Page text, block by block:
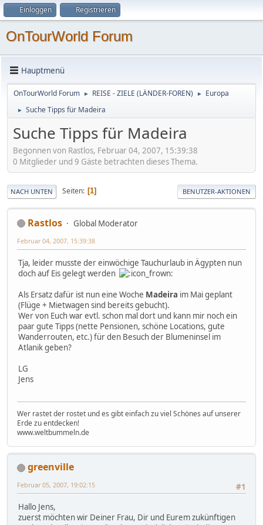
Einloggen Registrieren
OnTourWorld Forum
Hauptmenü
OnTourWorld Forum ► REISE - ZIELE (LÄNDER-FOREN) ► Europa
► Suche Tipps für Madeira
Suche Tipps für Madeira
Begonnen von Rastlos, Februar 04, 2007, 15:39:38
0 Mitglieder und 9 Gäste betrachten dieses Thema.
NACH UNTEN Seiten 1 BENUTZER-AKTIONEN
Rastlos Global Moderator
Februar 04, 2007, 15:39:38
Tja, leider musste der einwöchige Tauchurlaub in Ägypten nun
doch auf Eis gelegt werden
Als Ersatz dafür ist nun eine Woche Madeira im Mai geplant
(Flüge + Mietwagen sind bereits gebucht).
Wer von Euch war evtl. schon mal dort und kann mir noch ein
paar gute Tipps (nette Pensionen, schöne Locations, gute
Wanderrouten, etc.) für den Besuch der Blumeninsel im
Atlanik geben?
LG
Jens
Wer rastet der rostet und es gibt einfach zu viel Schönes auf unserer
Erde zu entdecken!
www.weltbummeln.de
greenville
#1
Februar 05, 2007, 19:02:15
Hallo Jens,
zuerst möchten wir Deiner Frau, Dir und Eurem zukünftigen